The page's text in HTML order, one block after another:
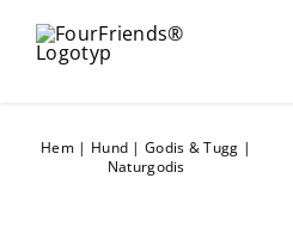
Hem | Hund |Godis & Tugg |
Naturgodis